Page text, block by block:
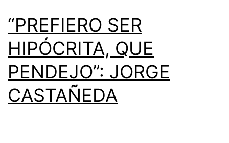
“PREFIERO SER
HIPÓCRITA, QUE
PENDEJO”: JORGE
CASTAÑEDA